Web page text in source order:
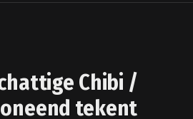
Chibi /
tekent